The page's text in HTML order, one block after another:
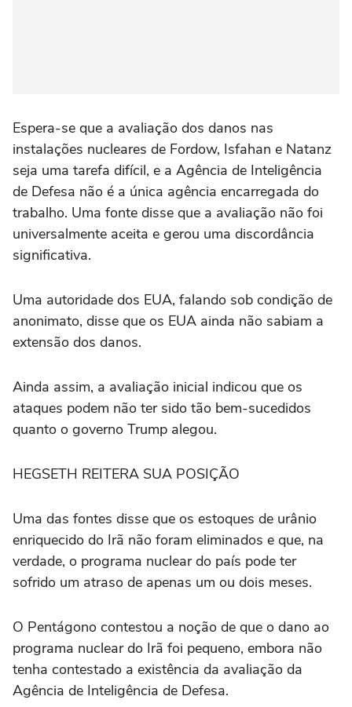
Espera-se que a avaliação dos danos nas
instalações nucleares de Fordow, Isfahan e Natanz
seja uma tarefa difícil, e a Agência de Inteligência
de Defesa não é a única agência encarregada do
trabalho. Uma fonte disse que a avaliação não foi
universalmente aceita e gerou uma discordância
significativa.
Uma autoridade dos EUA, falando sob condição de
anonimato, disse que os EUA ainda não sabiam a
extensão dos danos.
Ainda assim, a avaliação inicial indicou que os
ataques podem não ter sido tão bem-sucedidos
quanto o governo Trump alegou.
HEGSETH REITERA SUA POSIÇÃO
Uma das fontes disse que os estoques de urânio
enriquecido do Irã não foram eliminados e que, na
verdade, o programa nuclear do país pode ter
sofrido um atraso de apenas um ou dois meses.
O Pentágono contestou a noção de que o dano ao
programa nuclear do Irã foi pequeno, embora não
tenha contestado a existência da avaliação da
Agência de Inteligência de Defesa.